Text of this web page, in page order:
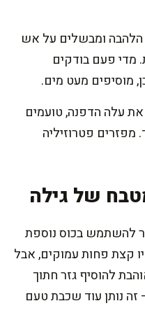
הלהבה ומבשלים על אש
מדי פעם בודקים
מוסיפים מעט מים.
עלה הדפנה, טועמים
מפזרים פטרוזיליה
של גילה
להשתמש בכוס נוספת
קצת פחות עמוקים, אבל
להוסיף גזר חתוך
זה נותן עוד שכבת טעם